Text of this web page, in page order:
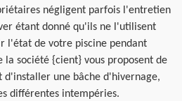
négligent parfois l'entretien
étant donné qu'ils ne l'utilisent
l'état de votre piscine pendant
la société {cient} vous proposent de
d'installer une bâche d'hivernage,
différentes intempéries.